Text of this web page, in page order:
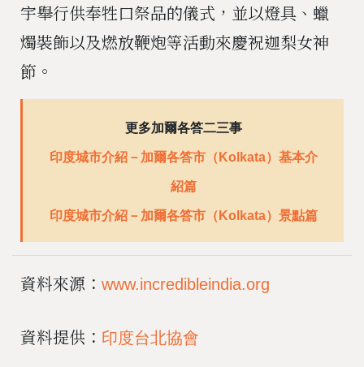
宇舉行供奉牲口祭品的儀式，並以燈具、蠟
燭裝飾以及燃放鞭炮等活動來慶祝迦梨女神
節。
更多加爾各答二三事
印度城市介紹－加爾各答市（Kolkata）基本介
紹篇
印度城市介紹－加爾各答市（Kolkata）景點篇
資料來源： www.incredibleindia.org
資料提供： 印度台北協會